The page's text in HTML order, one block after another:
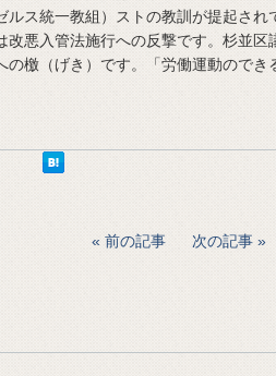
ス統一教組）ストの教訓が提起され
悪入管法施行への反撃です。杉並区
の檄（げき）です。「労働運動ので
前の記事 次の記事